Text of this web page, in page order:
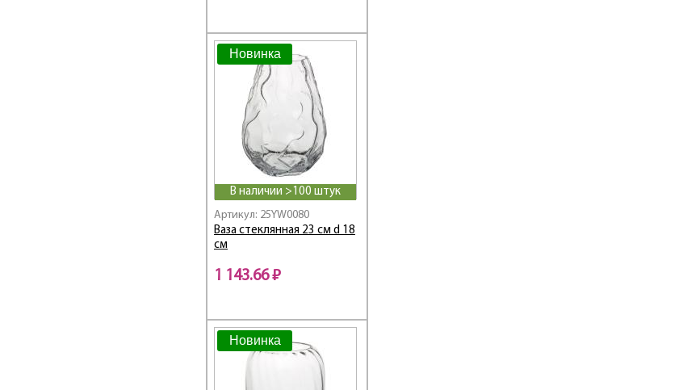
Новинка
В наличии >100 штук
Артикул: 25YW0080
Ваза стеклянная 23 см d 18
см
1 143.66 ₽
Новинка